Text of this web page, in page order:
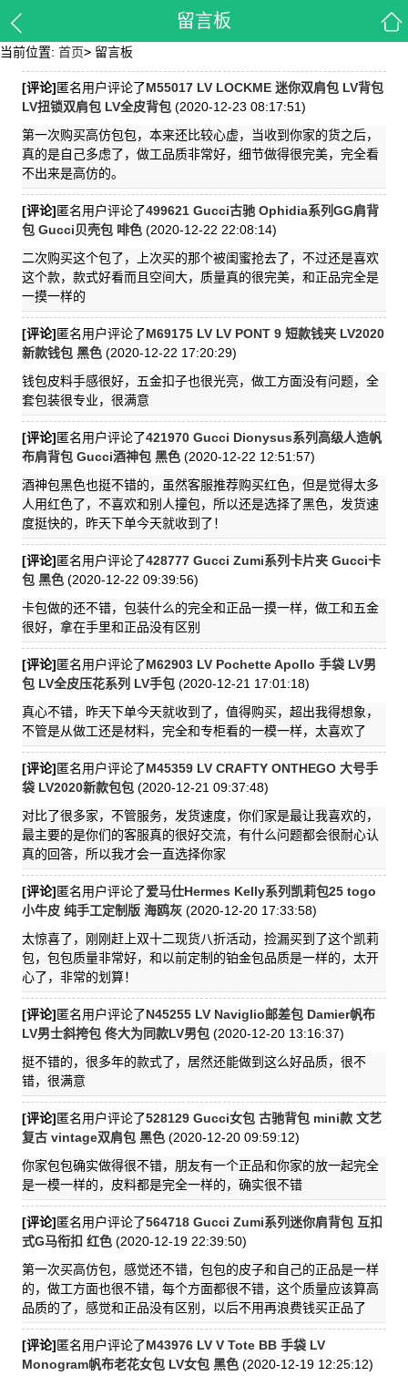
留言板
当前位置: 首页> 留言板
[评论]匿名用户评论了M55017 LV LOCKME 迷你双肩包 LV背包
LV扭锁双肩包 LV全皮背包 (2020-12-23 08:17:51)
第一次购买高仿包包，本来还比较心虚，当收到你家的货之后，
真的是自己多虑了，做工品质非常好，细节做得很完美，完全看
不出来是高仿的。
[评论]匿名用户评论了499621 Gucci古驰 Ophidia系列GG肩背
包 Gucci贝壳包 啡色 (2020-12-22 22:08:14)
二次购买这个包了，上次买的那个被闺蜜抢去了，不过还是喜欢
这个款，款式好看而且空间大，质量真的很完美，和正品完全是
一摸一样的
[评论]匿名用户评论了M69175 LV LV PONT 9 短款钱夹 LV2020
新款钱包 黑色 (2020-12-22 17:20:29)
钱包皮料手感很好，五金扣子也很光亮，做工方面没有问题，全
套包装很专业，很满意
[评论]匿名用户评论了421970 Gucci Dionysus系列高级人造帆
布肩背包 Gucci酒神包 黑色 (2020-12-22 12:51:57)
酒神包黑色也挺不错的，虽然客服推荐购买红色，但是觉得太多
人用红色了，不喜欢和别人撞包，所以还是选择了黑色，发货速
度挺快的，昨天下单今天就收到了！
[评论]匿名用户评论了428777 Gucci Zumi系列卡片夹 Gucci卡
包 黑色 (2020-12-22 09:39:56)
卡包做的还不错，包装什么的完全和正品一摸一样，做工和五金
很好，拿在手里和正品没有区别
[评论]匿名用户评论了M62903 LV Pochette Apollo 手袋 LV男
包 LV全皮压花系列 LV手包 (2020-12-21 17:01:18)
真心不错，昨天下单今天就收到了，值得购买，超出我得想象，
不管是从做工还是材料，完全和专柜看的一模一样，太喜欢了
[评论]匿名用户评论了M45359 LV CRAFTY ONTHEGO 大号手
袋 LV2020新款包包 (2020-12-21 09:37:48)
对比了很多家，不管服务，发货速度，你们家是最让我喜欢的，
最主要的是你们的客服真的很好交流，有什么问题都会很耐心认
真的回答，所以我才会一直选择你家
[评论]匿名用户评论了爱马仕Hermes Kelly系列凯莉包25 togo
小牛皮 纯手工定制版 海鸥灰 (2020-12-20 17:33:58)
太惊喜了，刚刚赶上双十二现货八折活动，捡漏买到了这个凯莉
包，包包质量非常好，和以前定制的铂金包品质是一样的，太开
心了，非常的划算！
[评论]匿名用户评论了N45255 LV Naviglio邮差包 Damier帆布
LV男士斜挎包 佟大为同款LV男包 (2020-12-20 13:16:37)
挺不错的，很多年的款式了，居然还能做到这么好品质，很不
错，很满意
[评论]匿名用户评论了528129 Gucci女包 古驰背包 mini款 文艺
复古 vintage双肩包 黑色 (2020-12-20 09:59:12)
你家包包确实做得很不错，朋友有一个正品和你家的放一起完全
是一模一样的，皮料都是完全一样的，确实很不错
[评论]匿名用户评论了564718 Gucci Zumi系列迷你肩背包 互扣
式G马衔扣 红色 (2020-12-19 22:39:50)
第一次买高仿包，感觉还不错，包包的皮子和自己的正品是一样
的，做工方面也很不错，每个方面都很不错，这个质量应该算高
品质的了，感觉和正品没有区别，以后不用再浪费钱买正品了
[评论]匿名用户评论了M43976 LV V Tote BB 手袋 LV
Monogram帆布老花女包 LV女包 黑色 (2020-12-19 12:25:12)